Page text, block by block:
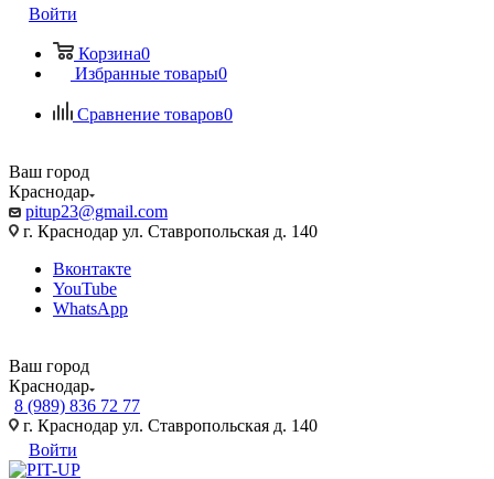
Войти
Корзина0
Избранные товары0
Сравнение товаров0
Ваш город
Краснодар
pitup23@gmail.com
г. Краснодар ул. Ставропольская д. 140
Вконтакте
YouTube
WhatsApp
Ваш город
Краснодар
8 (989) 836 72 77
г. Краснодар ул. Ставропольская д. 140
Войти